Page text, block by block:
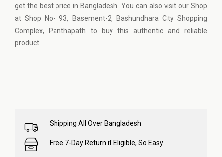
get the best price in Bangladesh. You can also visit our Shop
at Shop No- 93, Basement-2, Bashundhara City Shopping
Complex, Panthapath to buy this authentic and reliable
product.
Shipping All Over Bangladesh
Free 7-Day Return if Eligible, So Easy